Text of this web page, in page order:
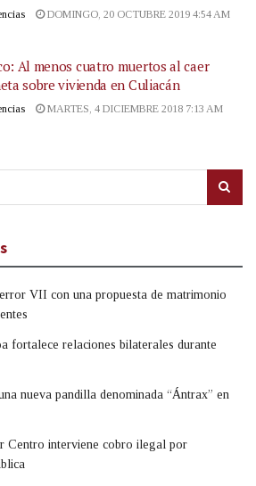
DOMINGO, 20 OCTUBRE 2019 4:54 AM
Al menos cuatro muertos al caer
sobre vivienda en Culiacán
MARTES, 4 DICIEMBRE 2018 7:13 AM
VII con una propuesta de matrimonio
fortalece relaciones bilaterales durante
nueva pandilla denominada “Ántrax” en
Centro interviene cobro ilegal por